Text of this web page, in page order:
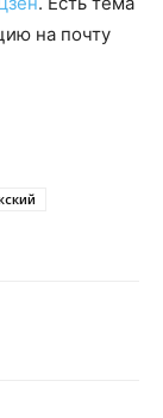
на почту